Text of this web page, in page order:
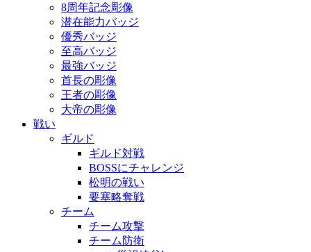
8周年記念彫像
潜在能力バッジ
優秀バッジ
至高バッジ
最強バッジ
首長の彫像
王者の彫像
大帝の彫像
戦い
ギルド
ギルド対戦
BOSSにチャレンジ
松明の戦い
要塞略奪戦
チーム
チーム攻撃
チーム防衛